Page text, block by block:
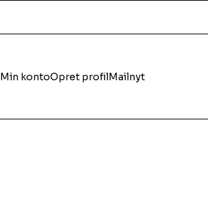
Min kontoOpret profilMailnyt